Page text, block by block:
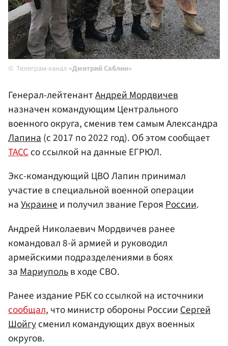
Телеграм-канал «Дмитрий Саблин»
Генерал-лейтенантАндрей Мордвичев
назначен командующим Центрального
военного округа, сменив тем самым Александра
Лапина(с 2017 по 2022 год). Об этом сообщает
ТАССсо ссылкой на данные ЕГРЮЛ.
Экс-командующий ЦВО Лапин принимал
участие в специальной военной операции
наУкраинеи получил звание ГерояРоссии.
Андрей Николаевич Мордвичев ранее
командовал 8-й армией и руководил
армейскими подразделениями в боях
за Мариупольв ходе СВО.
Ранее издание РБК со ссылкой на источники
сообщал, что министр обороны РоссииСергей
Шойгусменил командующих двух военных
округов.